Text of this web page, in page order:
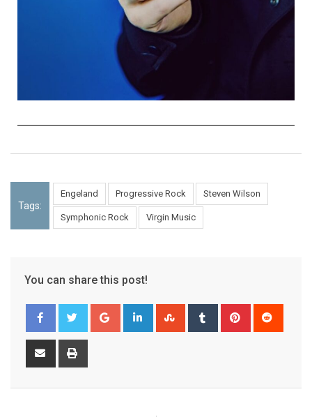
Tags:
Engeland Progressive Rock Steven Wilson
Symphonic Rock Virgin Music
You can share this post!